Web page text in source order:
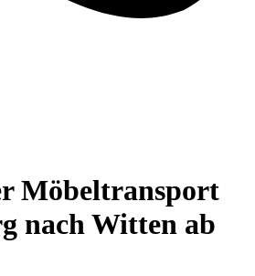
Möbeltransport
nach Witten ab